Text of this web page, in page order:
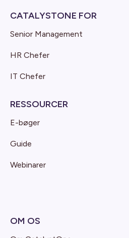
CATALYSTONE FOR
Senior Management
HR Chefer
IT Chefer
RESSOURCER
E-bøger
Guide
Webinarer
OM OS